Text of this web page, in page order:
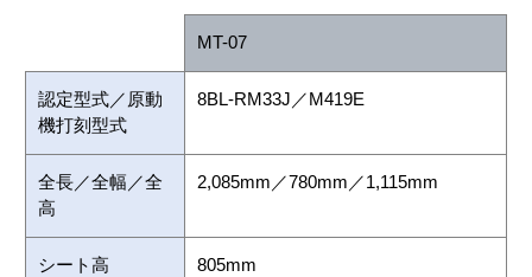
MT-07
認定型式／原動
機打刻型式
8BL-RM33J／M419E
全長／全幅／全
高
2,085mm／780mm／1,115mm
シート高 805mm